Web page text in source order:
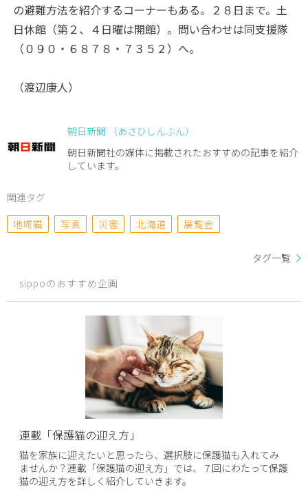
の避難方法を紹介するコーナーもある。２８日まで。土
日休館（第２、４日曜は開館）。問い合わせは同支援隊
（０９０・６８７８・７３５２）へ。
（渡辺康人）
朝日新聞 （あさひしんぶん）
朝日新聞社の媒体に掲載されたおすすめの記事を紹介
しています。
関連タグ
地域猫
写真 災害 北海道 展覧会
タグ一覧
sippoのおすすめ企画
連載「保護猫の迎え方」
猫を家族に迎えたいと思ったら、選択肢に保護猫も入れてみ
ませんか？連載「保護猫の迎え方」では、７回にわたって保護
猫の迎え方を詳しく紹介していきます。